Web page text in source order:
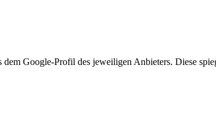
Google-Profil des jeweiligen Anbieters. Diese